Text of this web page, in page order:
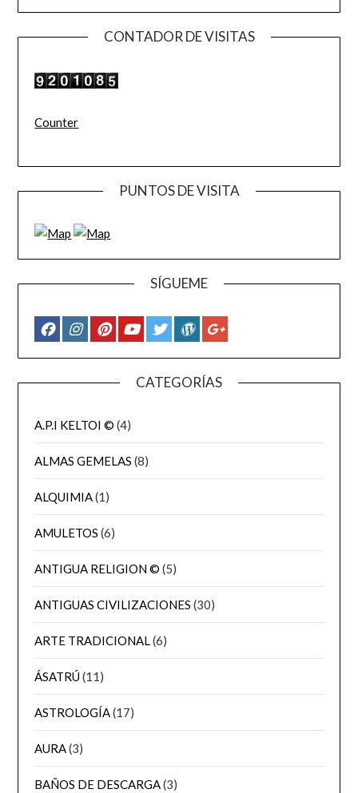
CONTADOR DE VISITAS
Counter
PUNTOS DE VISITA
SÍGUEME
CATEGORÍAS
A.P.I KELTOI © (4)
ALMAS GEMELAS (8)
ALQUIMIA(1)
AMULETOS (6)
ANTIGUA RELIGION © (5)
ANTIGUAS CIVILIZACIONES (30)
ARTE TRADICIONAL(6)
ÁSATRÚ(11)
ASTROLOGÍA(17)
AURA(3)
BAÑOS DE DESCARGA(3)